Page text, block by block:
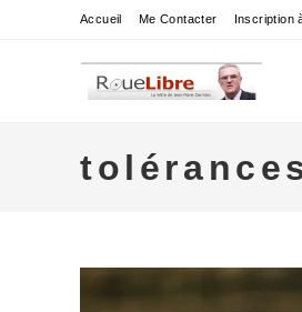
Accueil Me Contacter Inscription